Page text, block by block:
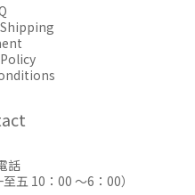
話
五 10：00 ～6：00）